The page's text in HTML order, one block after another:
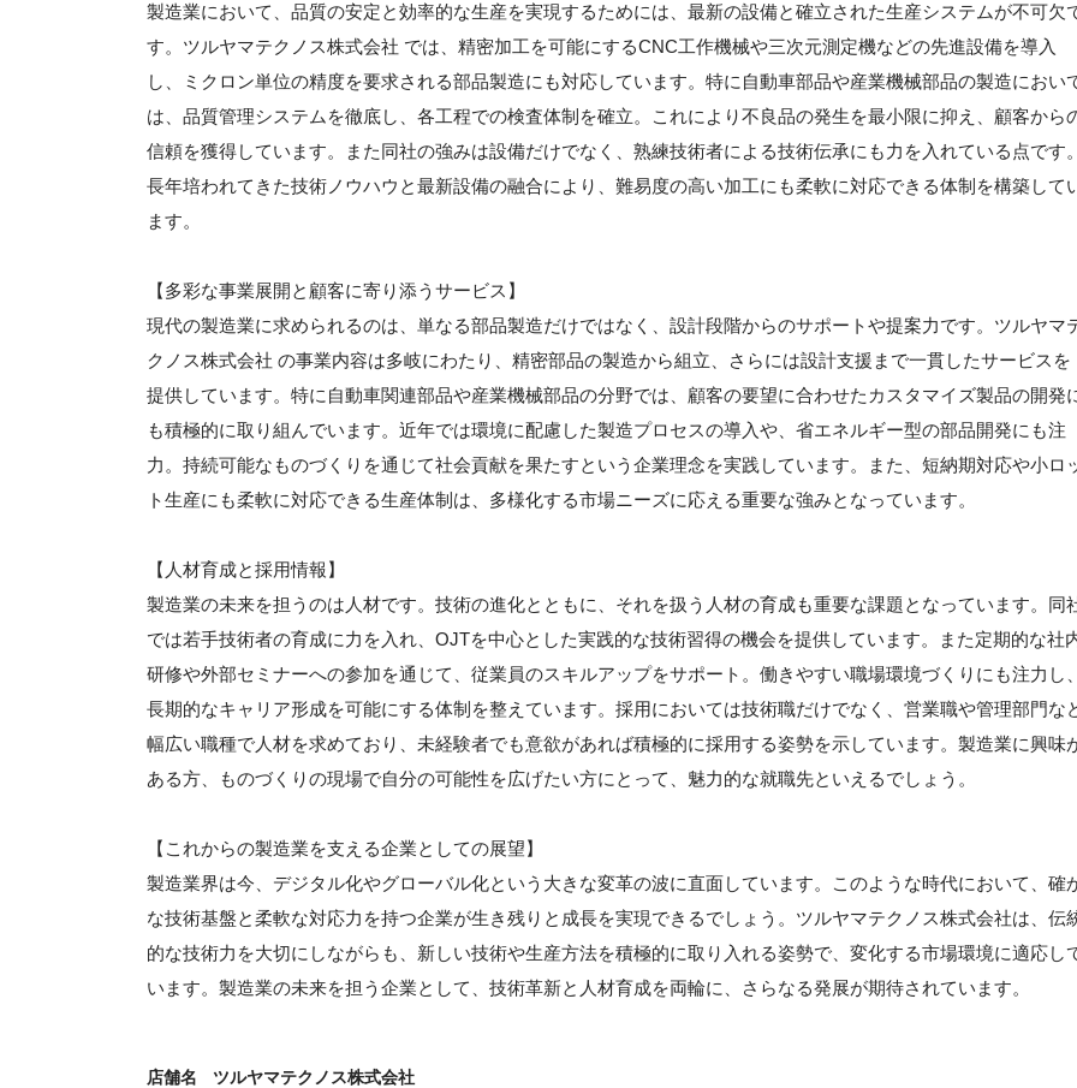
製造業において、品質の安定と効率的な生産を実現するためには、最新の設備と確立された生産システムが不可欠
す。ツルヤマテクノス株式会社 では、精密加工を可能にするCNC工作機械や三次元測定機などの先進設備を導入
し、ミクロン単位の精度を要求される部品製造にも対応しています。特に自動車部品や産業機械部品の製造におい
は、品質管理システムを徹底し、各工程での検査体制を確立。これにより不良品の発生を最小限に抑え、顧客から
信頼を獲得しています。また同社の強みは設備だけでなく、熟練技術者による技術伝承にも力を入れている点です。
長年培われてきた技術ノウハウと最新設備の融合により、難易度の高い加工にも柔軟に対応できる体制を構築して
ます。
【多彩な事業展開と顧客に寄り添うサービス】
現代の製造業に求められるのは、単なる部品製造だけではなく、設計段階からのサポートや提案力です。ツルヤマ
クノス株式会社 の事業内容は多岐にわたり、精密部品の製造から組立、さらには設計支援まで一貫したサービスを
提供しています。特に自動車関連部品や産業機械部品の分野では、顧客の要望に合わせたカスタマイズ製品の開発
も積極的に取り組んでいます。近年では環境に配慮した製造プロセスの導入や、省エネルギー型の部品開発にも注
力。持続可能なものづくりを通じて社会貢献を果たすという企業理念を実践しています。また、短納期対応や小ロ
ト生産にも柔軟に対応できる生産体制は、多様化する市場ニーズに応える重要な強みとなっています。
【人材育成と採用情報】
製造業の未来を担うのは人材です。技術の進化とともに、それを扱う人材の育成も重要な課題となっています。同
では若手技術者の育成に力を入れ、OJTを中心とした実践的な技術習得の機会を提供しています。また定期的な社
研修や外部セミナーへの参加を通じて、従業員のスキルアップをサポート。働きやすい職場環境づくりにも注力し、
長期的なキャリア形成を可能にする体制を整えています。採用においては技術職だけでなく、営業職や管理部門な
幅広い職種で人材を求めており、未経験者でも意欲があれば積極的に採用する姿勢を示しています。製造業に興味
ある方、ものづくりの現場で自分の可能性を広げたい方にとって、魅力的な就職先といえるでしょう。
【これからの製造業を支える企業としての展望】
製造業界は今、デジタル化やグローバル化という大きな変革の波に直面しています。このような時代において、確
な技術基盤と柔軟な対応力を持つ企業が生き残りと成長を実現できるでしょう。ツルヤマテクノス株式会社は、伝
的な技術力を大切にしながらも、新しい技術や生産方法を積極的に取り入れる姿勢で、変化する市場環境に適応し
います。製造業の未来を担う企業として、技術革新と人材育成を両輪に、さらなる発展が期待されています。
店舗名 ツルヤマテクノス株式会社